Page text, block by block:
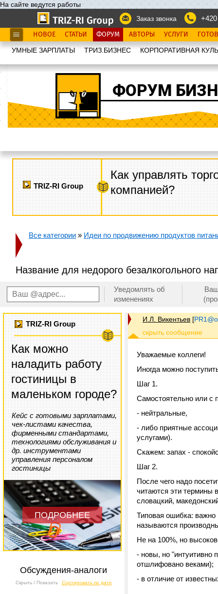
На сайте ведутся работы
Заказ звонка
НОВОЕ СТАТЬИ ФОРУМ АВТОРЫ УСЛУГИ
УМНЫЕ ЗАРПЛАТЫ ТРИЗ.БИЗНЕС КОРПОРАТИВНАЯ
ФОРУМ
TRIZ-RI Group
Как управлять
компанией?
Все категории » Идеи по продвижению продуктов
Название для недорого безалкогольного
Уведомлять об
изменениях
TRIZ-RI Group
Как можно
наладить работу
гостиницы в
маленьком городе?
Кейс с готовыми зарплатами,
чек-листами качества,
фирменными стандартами,
технологиями обслуживания и
др. инструментами
управления персоналом
гостиницы
ПОДРОБНЕЕ
Обсуждения-аналоги
Скрыть / Показать Сортировать по дате
И.Л. Викентьев [
Уважаемые коллеги!
Иногда можно
Шаг 1.
Самостоятельно или с
- нейтральные,
- либо приятные
услугами).
Скажем: запах -
Шаг 2.
После чего надо
читаются эти термины
словацкий,
Типовая ошибка: важно
называются
Не на 100%, но
- новы, но "интуитивно
отшлифовано веками);
- в отличие от